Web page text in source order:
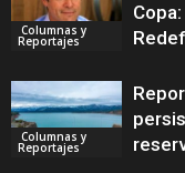
Columnas y
Reportajes
Columnas y
Reportajes